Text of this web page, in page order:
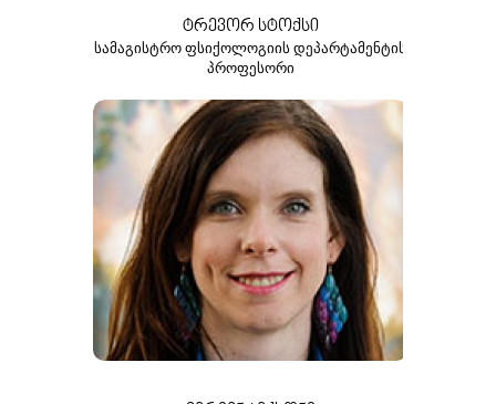
ᲢᲠᲔᲕᲝᲠ ᲡᲢᲝᲥᲡᲘ
ᲡᲐᲛᲐᲒᲘᲡᲢᲠᲝ ᲤᲡᲘᲥᲝᲚᲝᲒᲘᲘᲡ ᲓᲔᲞᲐᲠᲢᲐᲛᲔᲜᲢᲘᲡ
ᲞᲠᲝᲤᲔᲡᲝᲠᲘ